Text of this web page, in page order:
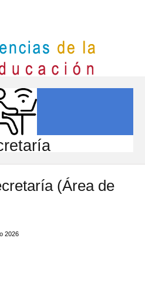
(Área de
2026